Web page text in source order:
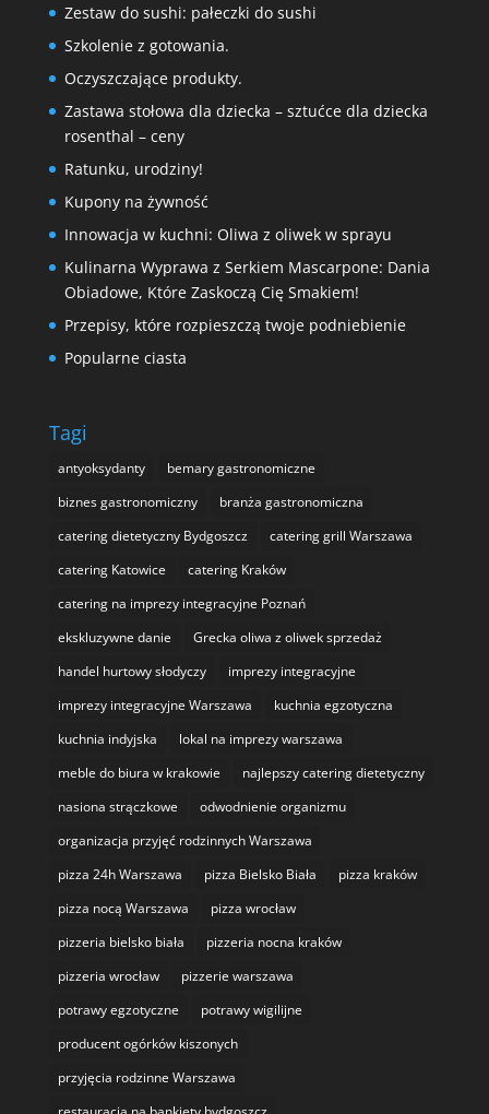
Zestaw do sushi: pałeczki do sushi
Szkolenie z gotowania.
Oczyszczające produkty.
Zastawa stołowa dla dziecka – sztućce dla dziecka
rosenthal – ceny
Ratunku, urodziny!
Kupony na żywność
Innowacja w kuchni: Oliwa z oliwek w sprayu
Kulinarna Wyprawa z Serkiem Mascarpone: Dania
Obiadowe, Które Zaskoczą Cię Smakiem!
Przepisy, które rozpieszczą twoje podniebienie
Popularne ciasta
Tagi
antyoksydanty
bemary gastronomiczne
biznes gastronomiczny
branża gastronomiczna
catering dietetyczny Bydgoszcz
catering grill Warszawa
catering Katowice
catering Kraków
catering na imprezy integracyjne Poznań
ekskluzywne danie
Grecka oliwa z oliwek sprzedaż
handel hurtowy słodyczy
imprezy integracyjne
imprezy integracyjne Warszawa
kuchnia egzotyczna
kuchnia indyjska
lokal na imprezy warszawa
meble do biura w krakowie
najlepszy catering dietetyczny
nasiona strączkowe
odwodnienie organizmu
organizacja przyjęć rodzinnych Warszawa
pizza 24h Warszawa
pizza Bielsko Biała
pizza kraków
pizza nocą Warszawa
pizza wrocław
pizzeria bielsko biała
pizzeria nocna kraków
pizzeria wrocław
pizzerie warszawa
potrawy egzotyczne
potrawy wigilijne
producent ogórków kiszonych
przyjęcia rodzinne Warszawa